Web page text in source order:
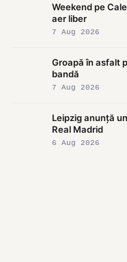
Weekend pe
aer liber
7 Aug 2026
Groapă în asfalt
bandă
7 Aug 2026
Leipzig anunță
Real Madrid
6 Aug 2026